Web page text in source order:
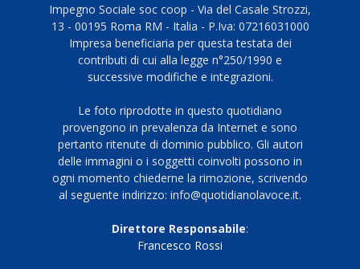
Impegno Sociale soc coop - Via del Casale Strozzi,
13 - 00195 Roma RM - Italia - P.Iva: 07216031000
Impresa beneficiaria per questa testata dei
contributi di cui alla legge n°250/1990 e
successive modifiche e integrazioni.
Le foto riprodotte in questo quotidiano
provengono in prevalenza da Internet e sono
pertanto ritenute di dominio pubblico. Gli autori
delle immagini o i soggetti coinvolti possono in
ogni momento chiederne la rimozione, scrivendo
al seguente indirizzo: info@quotidianolavoce.it.
Direttore Responsabile:
Francesco Rossi